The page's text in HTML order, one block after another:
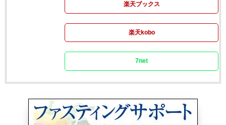
楽天ブックス
楽天kobo
7net